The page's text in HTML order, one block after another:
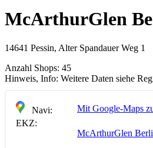
McArthurGlen
14641 Pessin, Alter Spandauer Weg 1
Anzahl Shops: 45
Hinweis, Info: Weitere Daten siehe
Navi:
Mit Google-Maps
EKZ:
McArthurGlen